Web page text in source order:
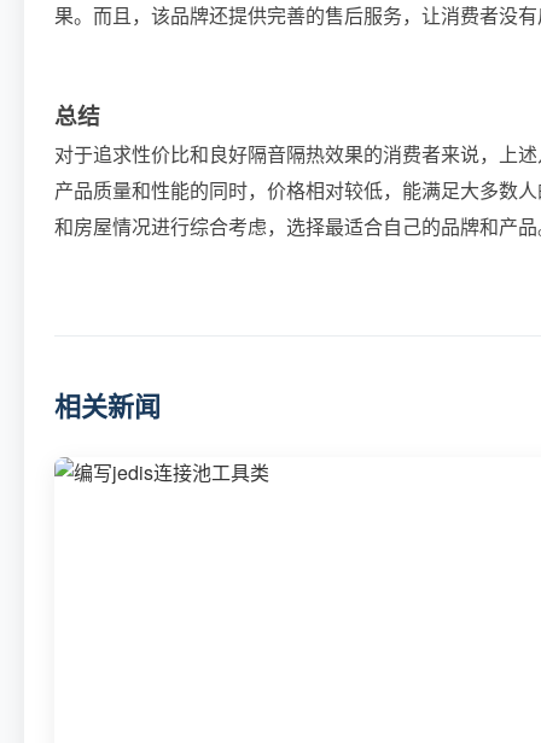
果。而且，该品牌还提供完善的售后服务，让消费者没
总结
对于追求性价比和良好隔音隔热效果的消费者来说，上
产品质量和性能的同时，价格相对较低，能满足大多数
和房屋情况进行综合考虑，选择最适合自己的品牌和产
相关新闻